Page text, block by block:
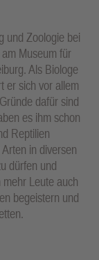
und Zoologie bei
Museum für
Als Biologe
er sich vor allem
dafür sind
es ihm schon
Reptilien
in diversen
dürfen und
Leute auch
begeistern und